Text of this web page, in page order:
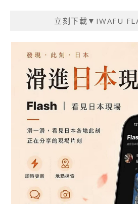
立刻下載▼IWAFU